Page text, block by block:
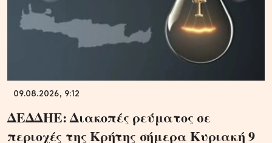
09.08.2026, 9:12
ΔΕΔΔΗΕ: Διακοπές ρεύματος σε
περιοχές της Κρήτης σήμερα Κυριακή 9